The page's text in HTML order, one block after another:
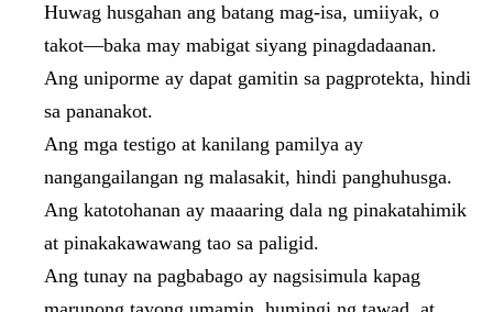
Huwag husgahan ang batang mag-isa, umiiyak, o
takot—baka may mabigat siyang pinagdadaanan.
Ang uniporme ay dapat gamitin sa pagprotekta, hindi
sa pananakot.
Ang mga testigo at kanilang pamilya ay
nangangailangan ng malasakit, hindi panghuhusga.
Ang katotohanan ay maaaring dala ng pinakatahimik
at pinakakawawang tao sa paligid.
Ang tunay na pagbabago ay nagsisimula kapag